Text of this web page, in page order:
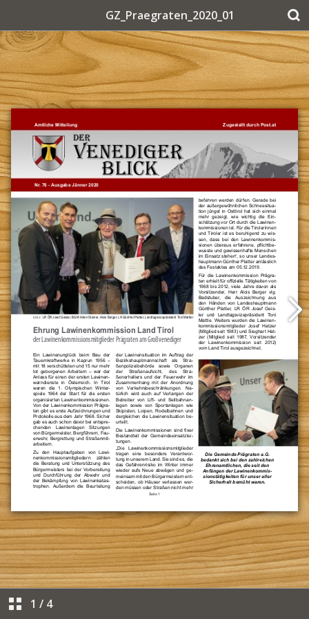
GZ_Praegraten_2020_01
1 / 4